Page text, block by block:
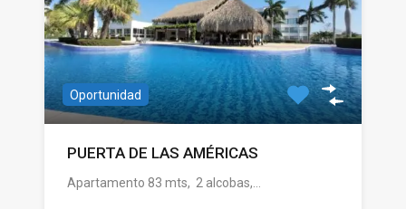
Oportunidad
PUERTA DE LAS AMÉRICAS
Apartamento 83 mts, 2 alcobas,…